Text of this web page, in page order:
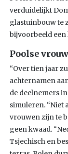
verduidelijkt
glastuinbouw te
bijvoorbeeld
Poolse
“Over tien jaar
achternamen
de deelnemers
simuleren. “Niet
vrouwen zijn te
geen kwaad.
Tsjechisch en